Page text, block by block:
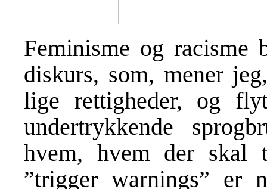
Feminisme og racisme
diskurs, som, mener
lige rettigheder, og
undertrykkende
hvem, hvem der skal
”trigger warnings” er